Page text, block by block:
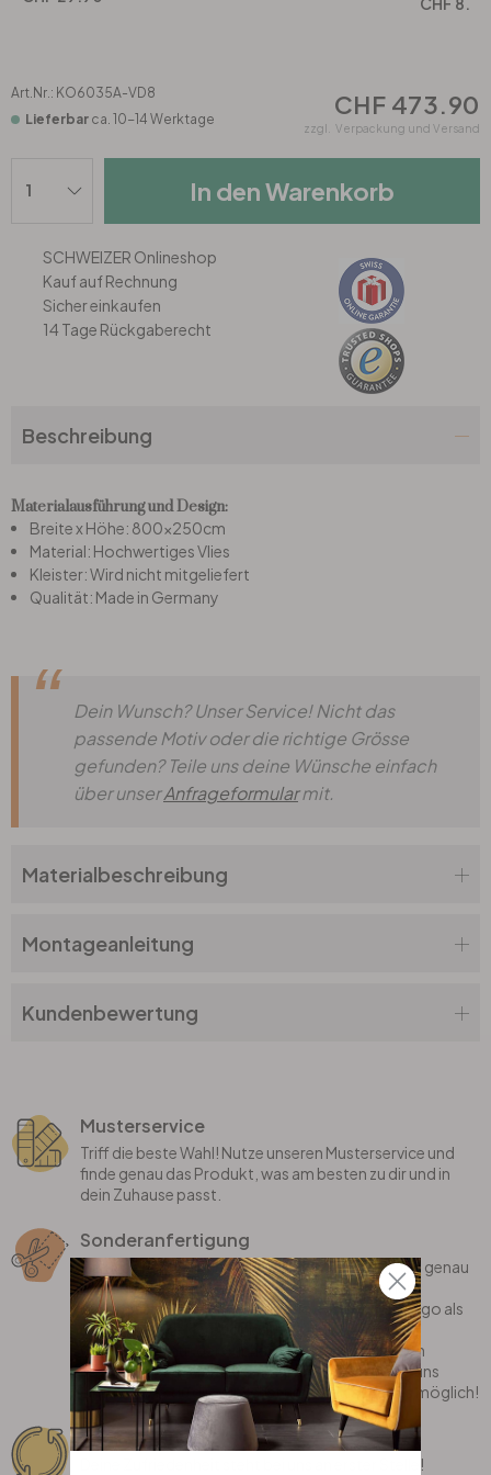
Schlafzimmer
Kinderzimmer
Küche
Jugendzimmer
Flur
Schlafzimmer
Kinderzimmer
Bad
Küche
Tapeten Pink & Rosa
Tapeten Türkis
Wohnzimmer
Kinderzimmer
Büro
Bad
Eingangsbereich
Art.Nr.: KO6035A-VD8
Lieferbar ca. 10-14 Werktage CHF 473.90
zzgl. Verpackung und Versand
In den Warenkorb
SCHWEIZER Onlineshop
Kauf auf Rechnung
Sicher einkaufen
14 Tage Rückgaberecht
Beschreibung
Materialausführung und Design:
Breite x Höhe: 800x250cm
Material: Hochwertiges Vlies
Kleister: Wird nicht mitgeliefert
Qualität: Made in Germany
Dein Wunsch? Unser Service! Nicht das
passende Motiv oder die richtige Grösse
gefunden? Teile uns deine Wünsche einfach
über unserAnfrageformularmit.
Materialbeschreibung
Montageanleitung
Kundenbewertung
Musterservice
Triff die beste Wahl! Nutze unseren Musterservice und
finde genau das Produkt, was am besten zu dir und in
dein Zuhause passt.
Sonderanfertigung
Bei uns erhältst du individualisierte Produkte, die genau
auf dich zugeschnitten sind! Wir fertigen deinen
Lieblingsspruch, dein eigenes Motiv oder dein Logo als
coole Wanddekoration gerne für dich an.
Oder bist du auf der Suche nach einem stylischen
Teppich, der perfekt in dein Zimmer passt? Sag uns
einfach, was du dir wünschst und wir machen es möglich!
Rückgaberecht
Deine Zufriedenheit steht bei uns an erster Stelle!